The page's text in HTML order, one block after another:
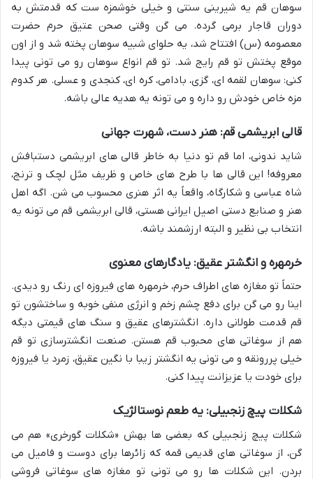
سوهان قم یه شیرینی سنتی و خیلی خوشمزه ست که قدمتش به
دوران قاجار برمی گرده. می گن وقتی صحن عتیق حرم حضرت
معصومه (س) افتتاح شد، یه حلوای شبیه سوهان پخته شد و از اون
موقع پختش تو قم رایج شد. تو قم انواع سوهان رو می تونی پیدا
کنی: سوهان لقمه ای، گزی، بادامی، کره ای، کنجدی و عسلی. هر کدوم
مزه خاص خودش رو داره و می تونه یه هدیه عالی باشه.
قالی ابریشمی قم: هنر دست، شهرت جهانی
شاید ندونی، اما قم تو دنیا به خاطر قالی های ابریشمی دستبافش
معروفه! این قالی ها با طرح های خاص و ظریف مثل لچک و ترنج،
شاه عباسی و شکارگاه، واقعاً یه اثر هنری محسوب می شن. اگه اهل
هنر و صنایع دستی اصیل ایرانی هستی، قالی ابریشمی قم می تونه یه
انتخاب بی نظیر و البته ارزشمند باشه.
خرمهره و انگشتر عقیق: یادگارهای معنوی
حتماً تو مغازه های اطراف حرم، خرمهره های فیروزه ای رنگ رو دیدی.
اینا رو می گن برای دفع چشم زخم و انرژی منفی خوبه و ساختشون تو
قم قدمت طولانی داره. انگشترهای عقیق و سنگ های قیمتی دیگه
هم از سوغاتی های محبوب قم هستن. صنعت انگشترسازی تو قم
خیلی پررونقه و می تونی یه انگشتر زیبا با نگین عقیق، زمرد یا فیروزه
برای خودت یا عزیزانت پیدا کنی.
شکلات پیچ زنجبیلی: یه طعم نوستالژیک
شکلات پیچ زنجبیلی که بعضی ها بهش «شکلات گورخری» هم می
گن، از سوغاتی های قدیمی قمه که زائرها برای دوست و فامیل می
بردن. این شکلات ها رو می تونی تو مغازه های سوغاتی فروشی